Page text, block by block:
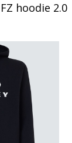
hoodie 2.0